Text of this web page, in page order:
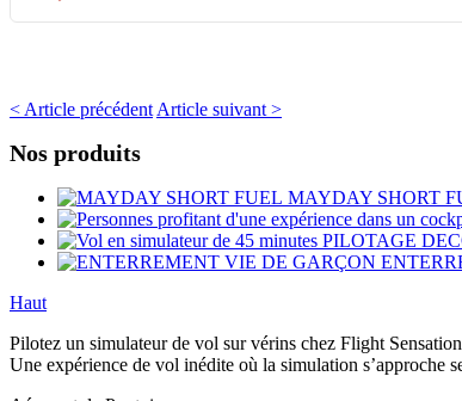
< Article précédent Article suivant >
Nos produits
MAYDAY SHORT
PILOTAGE
Haut
Pilotez un simulateur de vol sur vérins chez Flight
Une expérience de vol inédite où la simulation s’approche